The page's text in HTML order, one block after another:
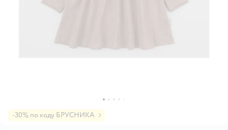
-30% по коду БРУСНИКА